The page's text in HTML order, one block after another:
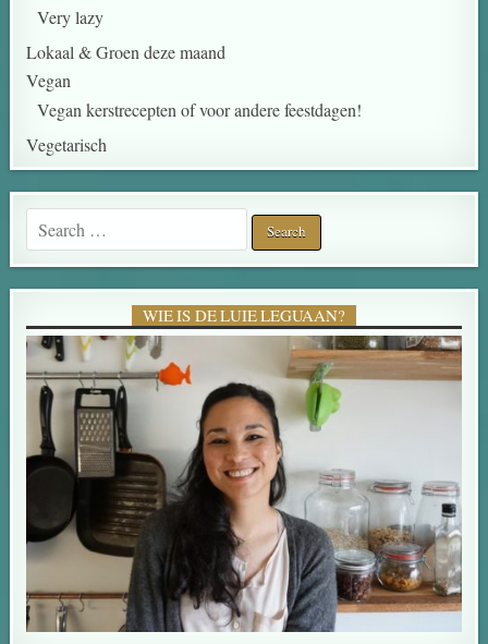
Very lazy
Lokaal & Groen deze maand
Vegan
Vegan kerstrecepten of voor andere feestdagen!
Vegetarisch
Search for:
WIE IS DE LUIE LEGUAAN?